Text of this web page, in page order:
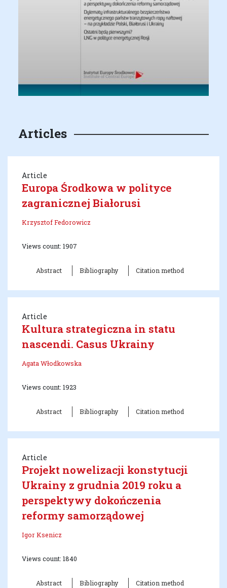
Articles
Article
Europa Środkowa w polityce
zagranicznej Białorusi
Krzysztof Fedorowicz
Views count: 1907
Abstract Bibliography Citation method
Article
Kultura strategiczna in statu
nascendi. Casus Ukrainy
Agata Włodkowska
Views count: 1923
Abstract Bibliography Citation method
Article
Projekt nowelizacji konstytucji
Ukrainy z grudnia 2019 roku a
perspektywy dokończenia
reformy samorządowej
Igor Ksenicz
Views count: 1840
Abstract Bibliography Citation method